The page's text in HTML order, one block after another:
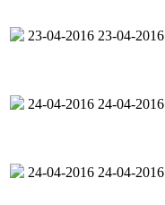
23-04-2016 23-04-2016
24-04-2016 24-04-2016
24-04-2016 24-04-2016